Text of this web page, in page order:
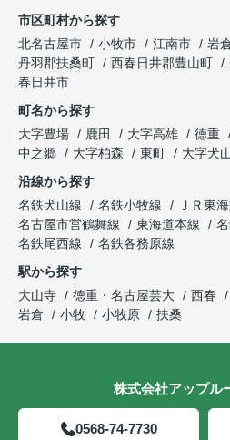
市区町村から探す
北名古屋市
小牧市 江南市 岩
丹羽郡扶桑町
西春日井郡豊山町
春日井市
町名から探す
大字豊場
鹿田 大字高雄 徳重
中之郷
大字柏森 東町
大字犬
沿線から探す
名鉄犬山線
名鉄小牧線 ＪＲ東
名古屋市営鶴舞線
東海道本線
名鉄尾西線
名鉄各務原線
駅から探す
大山寺
徳重・名古屋芸大 西春
岩倉
小牧 小牧原 扶桑
株式会社アップル
0568-74-7730